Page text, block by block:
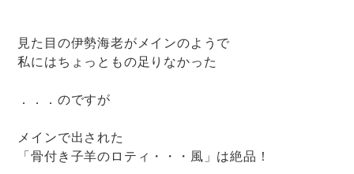
見た目の伊勢海老がメインのようで
私にはちょっともの足りなかった
．．．のですが
メインで出された
「骨付き子羊のロティ・・・風」は絶品！